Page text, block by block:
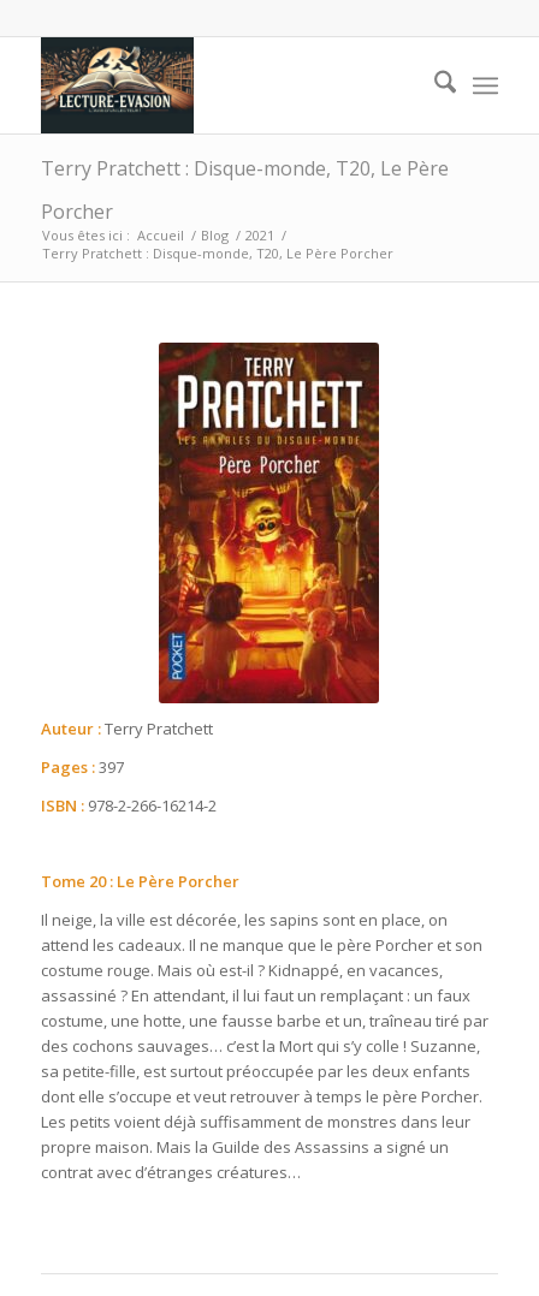
Terry Pratchett : Disque-monde, T20, Le Père
Porcher
Vous êtes ici : Accueil / Blog / 2021 /
Terry Pratchett : Disque-monde, T20, Le Père Porcher
Auteur :Terry Pratchett
Pages :397
ISBN :978-2-266-16214-2
Tome 20 : Le Père Porcher
Il neige, la ville est décorée, les sapins sont en place, on
attend les cadeaux. Il ne manque que le père Porcher et son
costume rouge. Mais où est-il ? Kidnappé, en vacances,
assassiné ? En attendant, il lui faut un remplaçant : un faux
costume, une hotte, une fausse barbe et un, traîneau tiré par
des cochons sauvages… c’est la Mort qui s’y colle ! Suzanne,
sa petite-fille, est surtout préoccupée par les deux enfants
dont elle s’occupe et veut retrouver à temps le père Porcher.
Les petits voient déjà suffisamment de monstres dans leur
propre maison. Mais la Guilde des Assassins a signé un
contrat avec d’étranges créatures…